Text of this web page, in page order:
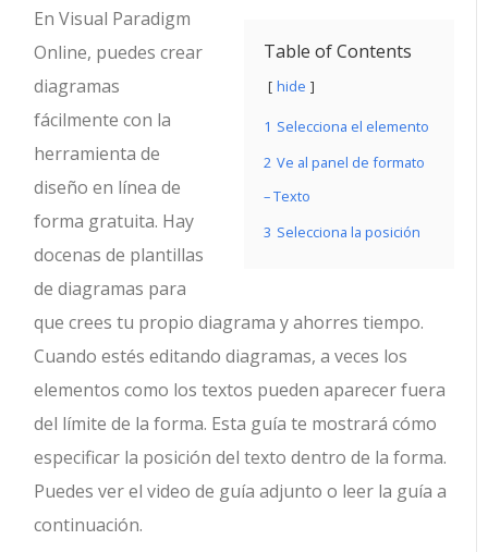
Table of Contents
hide
1 Selecciona el elemento
2 Ve al panel de formato
– Texto
3 Selecciona la posición
En Visual Paradigm
Online, puedes crear
diagramas
fácilmente con la
herramienta de
diseño en línea de
forma gratuita. Hay
docenas de plantillas
de diagramas para
que crees tu propio diagrama y ahorres tiempo.
Cuando estés editando diagramas, a veces los
elementos como los textos pueden aparecer fuera
del límite de la forma. Esta guía te mostrará cómo
especificar la posición del texto dentro de la forma.
Puedes ver el video de guía adjunto o leer la guía a
continuación.